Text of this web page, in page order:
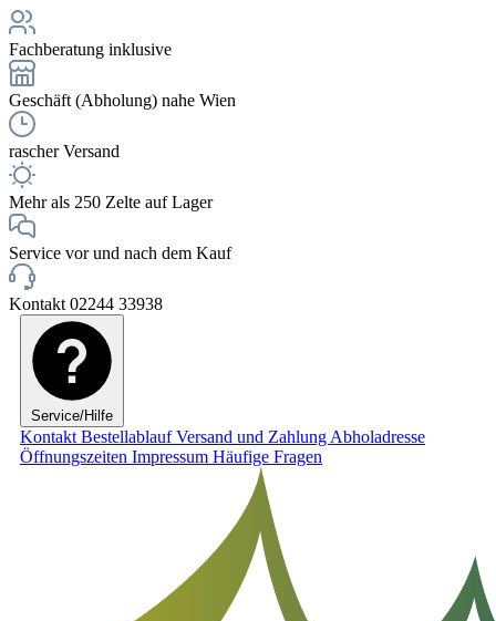
Fachberatung inklusive
Geschäft (Abholung) nahe Wien
rascher Versand
Mehr als 250 Zelte auf Lager
Service vor und nach dem Kauf
Kontakt 02244 33938
Service/Hilfe
Kontakt BestellablaufVersand und Zahlung Abholadresse
Öffnungszeiten Impressum Häufige Fragen